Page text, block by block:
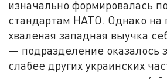
изначально формировалась
стандартам НАТО. Однако на
хваленая западная выучка
— подразделение оказалось
слабее других украинских